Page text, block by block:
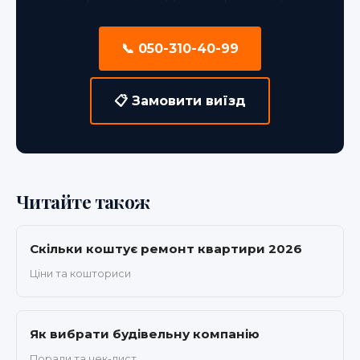
📞 050-310-40-99
📋 Замовити виїзд
Читайте також
Скільки коштує ремонт квартири 2026
Ціни та кошториси
Як вибрати будівельну компанію